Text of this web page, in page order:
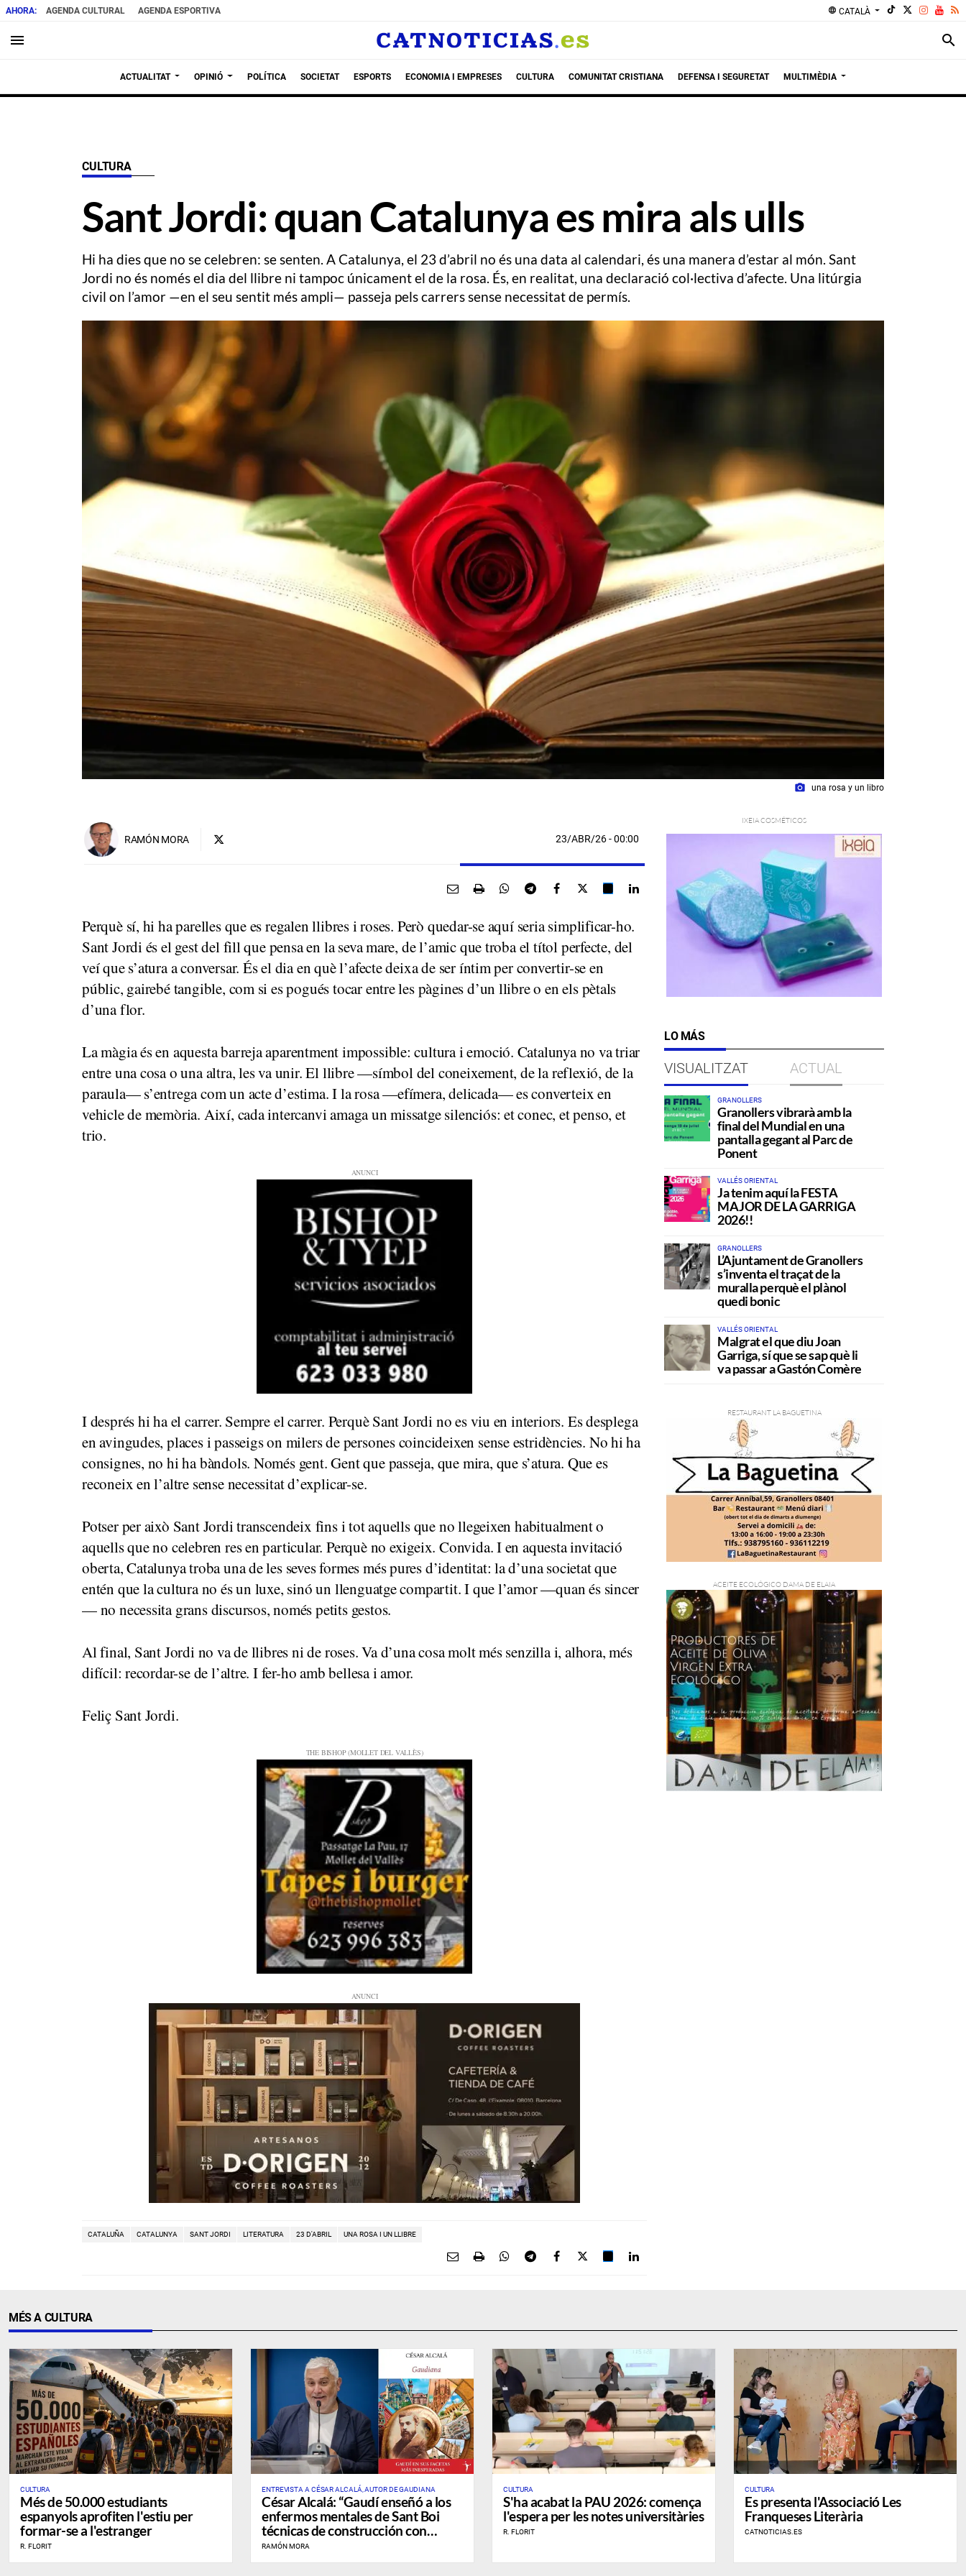
AGENDA CULTURAL AGENDA ESPORTIVA language CATALÀ
menu search
ACTUALITAT OPINIÓ POLÍTICA SOCIETAT ESPORTS ECONOMIA I EMPRESES CULTURA COMUNITAT CRISTIANA DEFENSA I SEGURETAT MULTIMÈDIA
CULTURA
Sant Jordi: quan Catalunya es mira als ulls
Hi ha dies que no se celebren: se senten. A Catalunya, el 23 d’abril no és una data al calendari, és una manera d’estar al món. Sant
Jordi no és només el dia del llibre ni tampoc únicament el de la rosa. És, en realitat, una declaració col·lectiva d’afecte. Una litúrgia
civil on l’amor —en el seu sentit més ampli— passeja pels carrers sense necessitat de permís.
photo_camera una rosa y un libro
RAMÓN MORA 23/ABR/26- 00:00
Perquè sí, hi ha parelles que es regalen llibres i roses. Però quedar-se aquí seria simplificar-ho.
Sant Jordi és el gest del fill que pensa en la seva mare, de l’amic que troba el títol perfecte, del
veí que s’atura a conversar. És el dia en què l’afecte deixa de ser íntim per convertir-se en
públic, gairebé tangible, com si es pogués tocar entre les pàgines d’un llibre o en els pètals
d’una flor.
La màgia és en aquesta barreja aparentment impossible: cultura i emoció. Catalunya no va triar
entre una cosa o una altra, les va unir. El llibre —símbol del coneixement, de la reflexió, de la
paraula— s’entrega com un acte d’estima. I la rosa —efímera, delicada— es converteix en
vehicle de memòria. Així, cada intercanvi amaga un missatge silenciós: et conec, et penso, et
trio.
I després hi ha el carrer. Sempre el carrer. Perquè Sant Jordi no es viu en interiors. Es desplega
en avingudes, places i passeigs on milers de persones coincideixen sense estridències. No hi ha
consignes, no hi ha bàndols. Només gent. Gent que passeja, que mira, que s’atura. Que es
reconeix en l’altre sense necessitat d’explicar-se.
Potser per això Sant Jordi transcendeix fins i tot aquells que no llegeixen habitualment o
aquells que no celebren res en particular. Perquè no exigeix. Convida. I en aquesta invitació
oberta, Catalunya troba una de les seves formes més pures d’identitat: la d’una societat que
entén que la cultura no és un luxe, sinó un llenguatge compartit. I que l’amor —quan és sincer
— no necessita grans discursos, només petits gestos.
Al final, Sant Jordi no va de llibres ni de roses. Va d’una cosa molt més senzilla i, alhora, més
difícil: recordar-se de l’altre. I fer-ho amb bellesa i amor.
Feliç Sant Jordi.
CATALUÑA CATALUNYA SANT JORDI LITERATURA 23 D'ABRIL UNA ROSA I UN LLIBRE
LO MÁS
VISUALITZAT ACTUAL
GRANOLLERS
Granollers vibrarà amb la
final del Mundial en una
pantalla gegant al Parc de
Ponent
VALLÉS ORIENTAL
Ja tenim aquí la FESTA
MAJOR DE LA GARRIGA
2026!!
GRANOLLERS
L’Ajuntament de Granollers
s’inventa el traçat de la
muralla perquè el plànol
quedi bonic
VALLÉS ORIENTAL
Malgrat el que diu Joan
Garriga, sí que se sap què li
va passar a Gastón Comère
MÉS A CULTURA
CULTURA
Més de 50.000 estudiants
espanyols aprofiten l'estiu per
formar-se a l'estranger
R. FLORIT
ENTREVISTA A CÉSAR ALCALÁ, AUTOR DE GAUDIANA
César Alcalá: “Gaudí enseñó a los
enfermos mentales de Sant Boi
técnicas de construcción con
mosaico”
RAMÓN MORA
CULTURA
S'ha acabat la PAU 2026: comença
l'espera per les notes universitàries
R. FLORIT
CULTURA
Es presenta l'Associació Les
Franqueses Literària
CATNOTICIAS.ES